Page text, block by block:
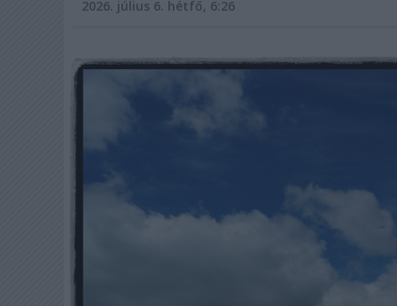
2026. július 6. hétfő, 6:26